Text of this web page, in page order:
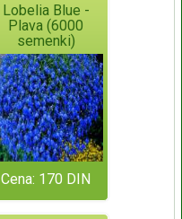
Lobelia Blue -
Plava (6000
semenki)
Cena: 170 DIN